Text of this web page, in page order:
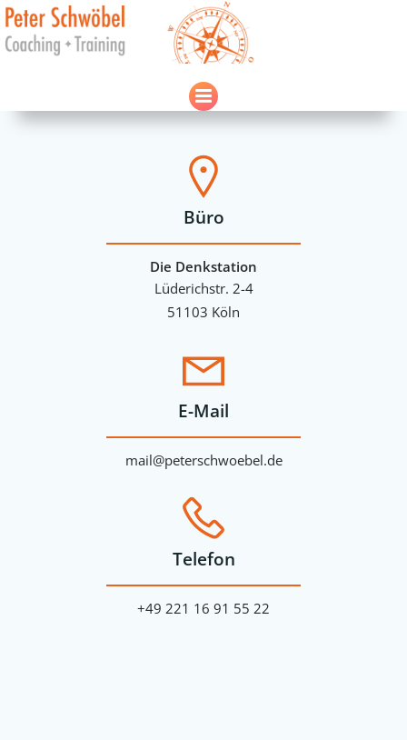
Zum
Inhalt
springen
Büro
Die Denkstation
Lüderichstr. 2-4
51103 Köln
E-Mail
mail@peterschwoebel.de
Telefon
+49 221 16 91 55 22